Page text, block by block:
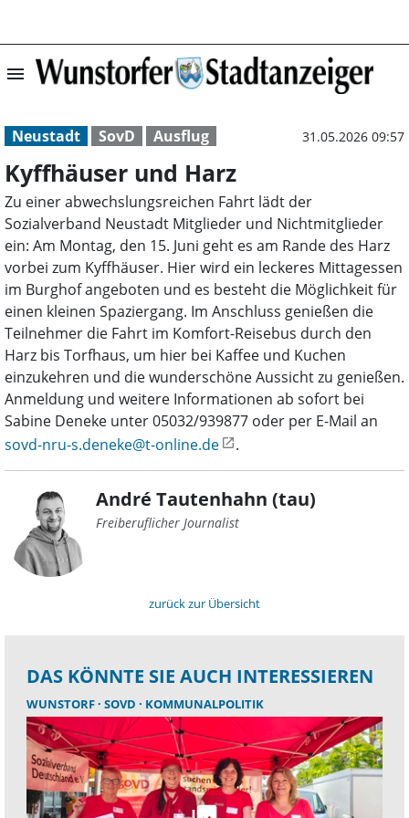
menu Kyffhäuser und
Neustadt SovD Ausflug 31.05.2026 09:57
Kyffhäuser und Harz
Zu einer abwechslungsreichen Fahrt lädt der
Sozialverband Neustadt Mitglieder und Nichtmitglieder
ein: Am Montag, den 15. Juni geht es am Rande des Harz
vorbei zum Kyffhäuser. Hier wird ein leckeres Mittagessen
im Burghof angeboten und es besteht die Möglichkeit für
einen kleinen Spaziergang. Im Anschluss genießen die
Teilnehmer die Fahrt im Komfort-Reisebus durch den
Harz bis Torfhaus, um hier bei Kaffee und Kuchen
einzukehren und die wunderschöne Aussicht zu genießen.
Anmeldung und weitere Informationen ab sofort bei
Sabine Deneke unter 05032/939877 oder per E-Mail an
sovd-nru-s.deneke@t-online.de
.
André Tautenhahn (tau)
Freiberuflicher Journalist
zurück zur Übersicht
DAS KÖNNTE SIE AUCH INTERESSIEREN
WUNSTORF SOVD KOMMUNALPOLITIK